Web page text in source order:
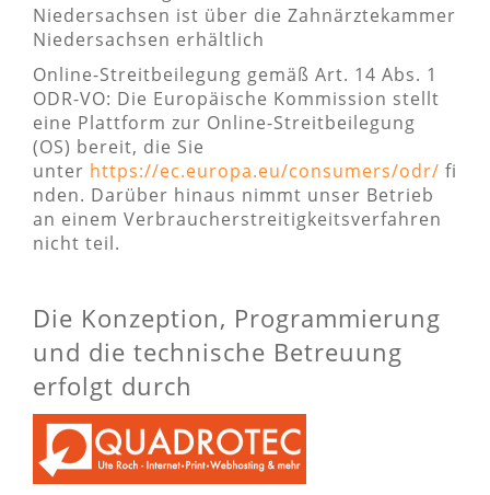
Niedersachsen ist über die Zahnärztekammer
Niedersachsen erhältlich
Online-Streitbeilegung gemäß Art. 14 Abs. 1
ODR-VO: Die Europäische Kommission stellt
eine Plattform zur Online-Streitbeilegung
(OS) bereit, die Sie
unter https://ec.europa.eu/consumers/odr/ fi
nden. Darüber hinaus nimmt unser Betrieb
an einem Verbraucherstreitigkeitsverfahren
nicht teil.
Die Konzeption, Programmierung
und die technische Betreuung
erfolgt durch